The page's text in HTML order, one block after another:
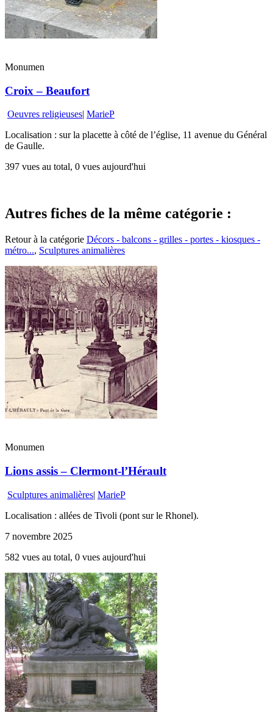
Monumen
Croix – Beaufort
Oeuvres religieuses| MarieP
Localisation : sur la placette à côté de l’église, 11 avenue du Général
de Gaulle.
397 vues au total, 0 vues aujourd'hui
Autres fiches de la même catégorie :
Retour à la catégorie Décors - balcons - grilles - portes - kiosques -
métro..., Sculptures animalières
Monumen
Lions assis – Clermont-l’Hérault
Sculptures animalières| MarieP
Localisation : allées de Tivoli (pont sur le Rhonel).
7 novembre 2025
582 vues au total, 0 vues aujourd'hui